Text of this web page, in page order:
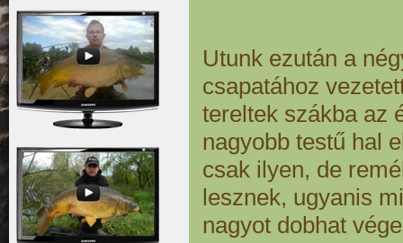
Utunk ezután a
csapatához
tereltek szákba az
nagyobb testű hal
csak ilyen, de
lesznek, ugyanis
nagyot dobhat